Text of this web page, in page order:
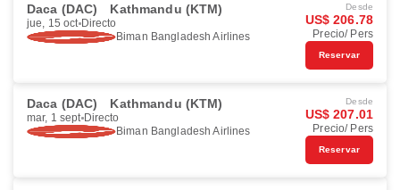
Daca (DAC) Kathmandu (KTM)
jue, 15 oct Directo
Biman Bangladesh Airlines
Desde
US$ 206.78
Precio/ Pers
Reservar
Daca (DAC) Kathmandu (KTM)
mar, 1 sept Directo
Biman Bangladesh Airlines
Desde
US$ 207.01
Precio/ Pers
Reservar